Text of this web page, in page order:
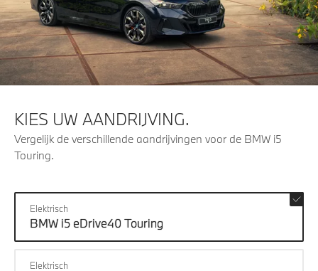
KIES UW AANDRIJVING.
Vergelijk de verschillende aandrijvingen voor de BMW i5
Touring.
Elektrisch
BMW i5 eDrive40 Touring
Elektrisch